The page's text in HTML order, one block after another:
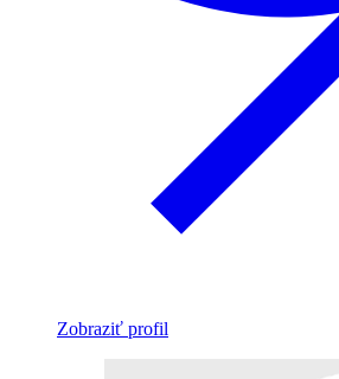
Zobraziť profil